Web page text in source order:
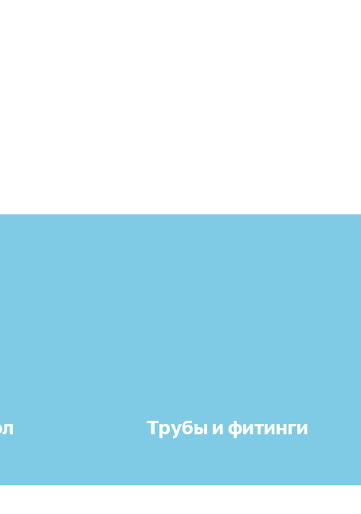
Трубы и фитинги